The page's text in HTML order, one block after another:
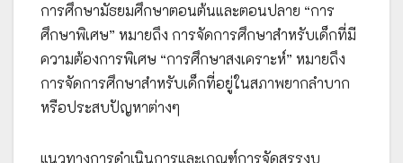
การศึกษามัธยมศึกษาตอนต้นและตอนปลาย “การ
ศึกษาพิเศษ” หมายถึง การจัดการศึกษาสำหรับเด็กที่มี
ความต้องการพิเศษ “การศึกษาสงเคราะห์” หมายถึง
การจัดการศึกษาสำหรับเด็กที่อยู่ในสภาพยากลำบาก
หรือประสบปัญหาต่างๆ
แนวทางการดำเนินการและเกณฑ์การจัดสรรงบ